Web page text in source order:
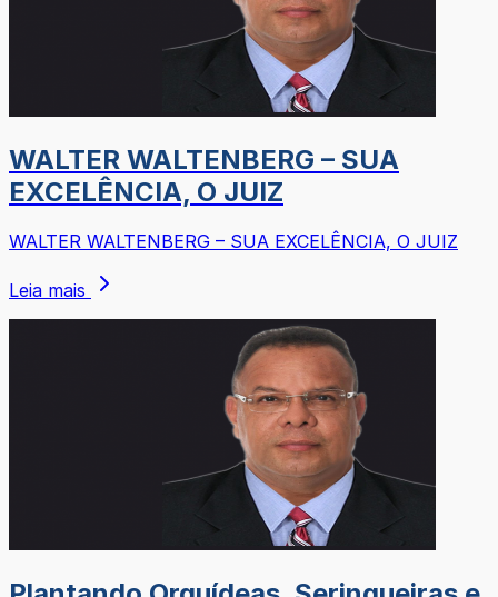
WALTER WALTENBERG – SUA
EXCELÊNCIA, O JUIZ
WALTER WALTENBERG – SUA EXCELÊNCIA, O JUIZ
Leia mais